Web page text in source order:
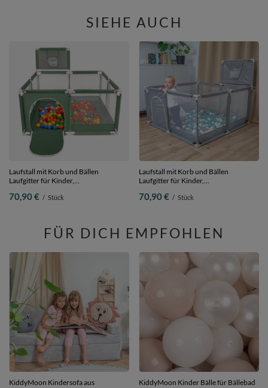
SIEHE AUCH
Laufstall mit Korb und Bällen
Laufgitter für Kinder,
Bälle
70,90 € / Stück
Laufstall mit Korb und Bällen
Laufgitter für Kinder,
70,90 € / Stück
FÜR DICH EMPFOHLEN
KiddyMoon Kindersofa aus
KiddyMoon Kinder Bälle für Bällebad